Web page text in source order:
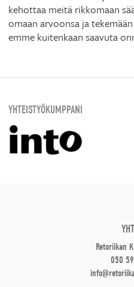
kehottaa meitä rikkomaan
omaan arvoonsa ja
emme kuitenkaan saavuta
YHTEISTYÖKUMPPANI
Retoriikan
050